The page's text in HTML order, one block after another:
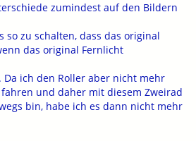
zumindest auf den Bildern
so zu schalten, dass das original
das original Fernlicht
Da ich den Roller aber nicht mehr
und daher mit diesem Zweirad
bin, habe ich es dann nicht mehr